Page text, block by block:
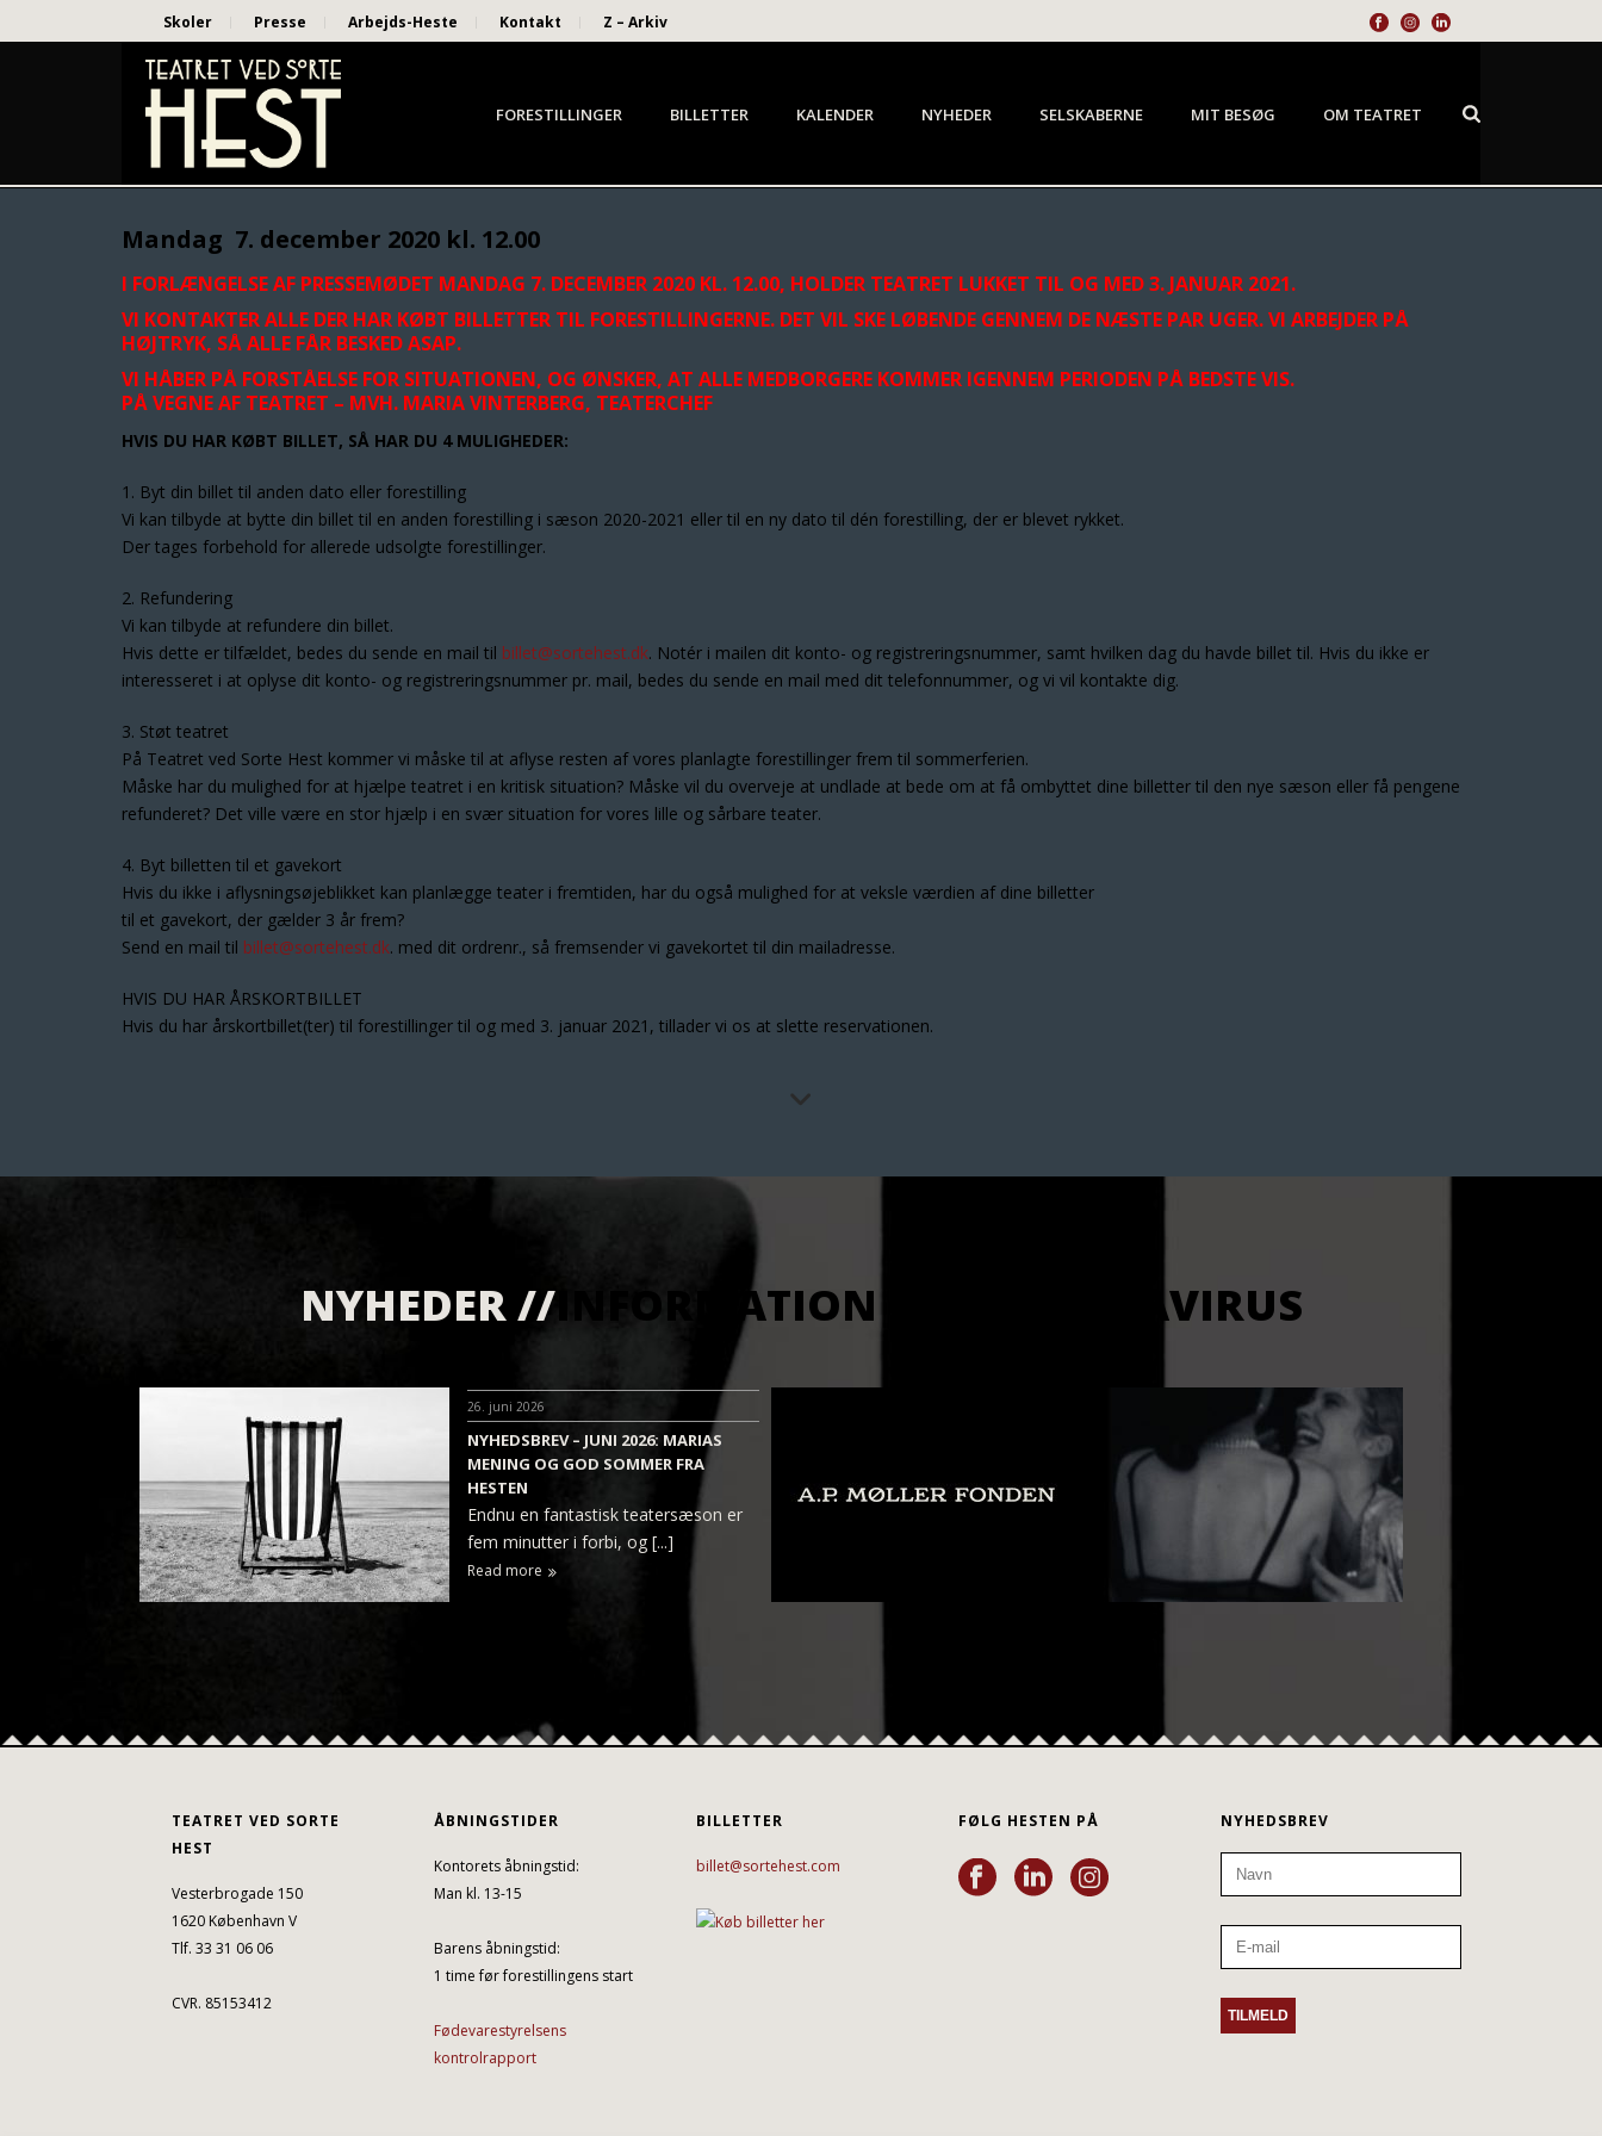
Skoler Presse Arbejds-Heste Kontakt Z – Arkiv
FORESTILLINGER BILLETTER KALENDER NYHEDER SELSKABERNE MIT BESØG OM TEATRET
Mandag 7. december 2020 kl. 12.00
I FORLÆNGELSE AF PRESSEMØDET MANDAG 7. DECEMBER 2020 KL. 12.00, HOLDER TEATRET LUKKET TIL OG MED 3. JANUAR 2021.
VI KONTAKTER ALLE DER HAR KØBT BILLETTER TIL FORESTILLINGERNE. DET VIL SKE LØBENDE GENNEM DE NÆSTE PAR UGER. VI ARBEJDER PÅ
HØJTRYK, SÅ ALLE FÅR BESKED ASAP.
VI HÅBER PÅ FORSTÅELSE FOR SITUATIONEN, OG ØNSKER, AT ALLE MEDBORGERE KOMMER IGENNEM PERIODEN PÅ BEDSTE VIS.
PÅ VEGNE AF TEATRET – MVH. MARIA VINTERBERG, TEATERCHEF
HVIS DU HAR KØBT BILLET, SÅ HAR DU 4 MULIGHEDER:
1. Byt din billet til anden dato eller forestilling
Vi kan tilbyde at bytte din billet til en anden forestilling i sæson 2020-2021 eller til en ny dato til dén forestilling, der er blevet rykket.
Der tages forbehold for allerede udsolgte forestillinger.
2. Refundering
Vi kan tilbyde at refundere din billet.
Hvis dette er tilfældet, bedes du sende en mail til billet@sortehest.dk. Notér i mailen dit konto- og registreringsnummer, samt hvilken dag du havde billet til. Hvis du ikke er
interesseret i at oplyse dit konto- og registreringsnummer pr. mail, bedes du sende en mail med dit telefonnummer, og vi vil kontakte dig.
3. Støt teatret
På Teatret ved Sorte Hest kommer vi måske til at aflyse resten af vores planlagte forestillinger frem til sommerferien.
Måske har du mulighed for at hjælpe teatret i en kritisk situation? Måske vil du overveje at undlade at bede om at få ombyttet dine billetter til den nye sæson eller få pengene
refunderet? Det ville være en stor hjælp i en svær situation for vores lille og sårbare teater.
4. Byt billetten til et gavekort
Hvis du ikke i aflysningsøjeblikket kan planlægge teater i fremtiden, har du også mulighed for at veksle værdien af dine billetter
til et gavekort, der gælder 3 år frem?
Send en mail til billet@sortehest.dk. med dit ordrenr., så fremsender vi gavekortet til din mailadresse.
HVIS DU HAR ÅRSKORTBILLET
Hvis du har årskortbillet(ter) til forestillinger til og med 3. januar 2021, tillader vi os at slette reservationen.
NYHEDER //INFORMATION OM CORONAVIRUS
26. juni 2026
NYHEDSBREV – JUNI 2026: MARIAS
MENING OG GOD SOMMER FRA
HESTEN
Endnu en fantastisk teatersæson er
fem minutter i forbi, og [...]
Read more
TEATRET VED SORTE
HEST
Vesterbrogade 150
1620 København V
Tlf. 33 31 06 06
CVR. 85153412
ÅBNINGSTIDER
Kontorets åbningstid:
Man kl. 13-15
Barens åbningstid:
1 time før forestillingens start
Fødevarestyrelsens
kontrolrapport
BILLETTER
billet@sortehest.com
FØLG HESTEN PÅ NYHEDSBREV